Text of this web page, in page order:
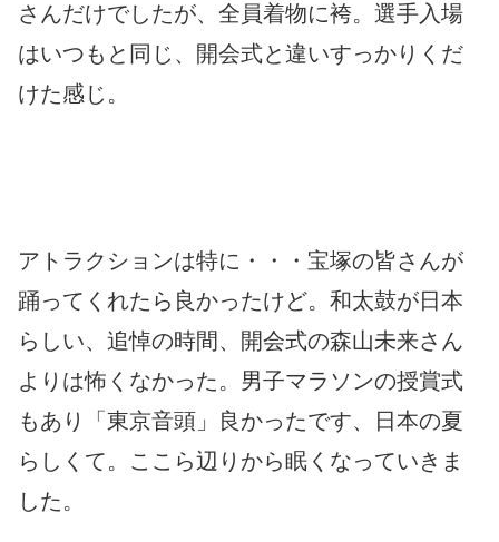
さんだけでしたが、全員着物に袴。選手入場
はいつもと同じ、開会式と違いすっかりくだ
けた感じ。
アトラクションは特に・・・宝塚の皆さんが
踊ってくれたら良かったけど。和太鼓が日本
らしい、追悼の時間、開会式の森山未来さん
よりは怖くなかった。男子マラソンの授賞式
もあり「東京音頭」良かったです、日本の夏
らしくて。ここら辺りから眠くなっていきま
した。